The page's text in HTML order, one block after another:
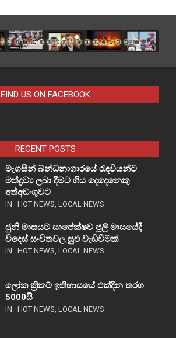
FIND US ON FACEBOOK
RECENT POSTS
මැගසින් බන්ධනාගාරයේ රැඳවියන්ට
මත්ද්‍රව්‍ය ලබා දීමට ගිය දෙදෙනෙකු
අත්අඩංගුවට
IN: HOT NEWS, LOCAL NEWS
ජුනි මාසයට සාපේක්ෂව ජූලි මාසයේදී
විදෙස් සංචිතවල සුළු වැඩිවීමක්
IN: HOT NEWS, LOCAL NEWS
ලෝක ක්‍රිකට් ඉතිහාසයේ එක්දින තරග
5000යි
IN: HOT NEWS, LOCAL NEWS